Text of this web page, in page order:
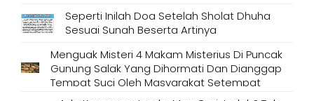
Seperti Inilah Doa Setelah Sholat Dhuha
Sesuai Sunah Beserta Artinya
Menguak Misteri 4 Makam Misterius Di Puncak
Gunung Salak Yang Dihormati Dan Dianggap
Tempat Suci Oleh Masyarakat Setempat